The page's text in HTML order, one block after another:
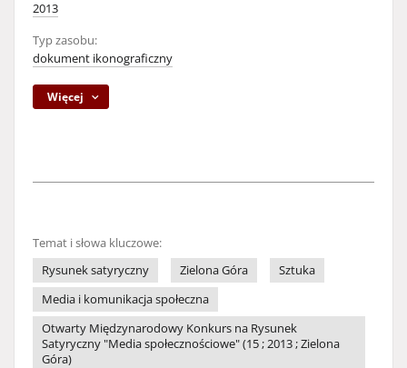
2013
Typ zasobu:
dokument ikonograficzny
Więcej
Temat i słowa kluczowe:
Rysunek satyryczny
Zielona Góra
Sztuka
Media i komunikacja społeczna
Otwarty Międzynarodowy Konkurs na Rysunek
Satyryczny "Media społecznościowe" (15 ; 2013 ; Zielona
Góra)